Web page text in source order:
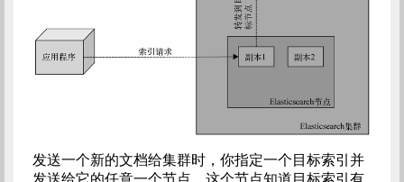
发送一个新的文档给集群时，你指定一个目标索引并